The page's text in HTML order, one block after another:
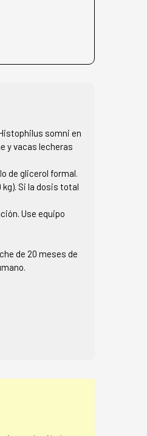
somni en
y vacas lecheras
de glicerol formal.
Si la dosis total
Use equipo
de 20 meses de